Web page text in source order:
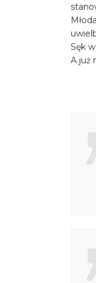
Sęk
A już